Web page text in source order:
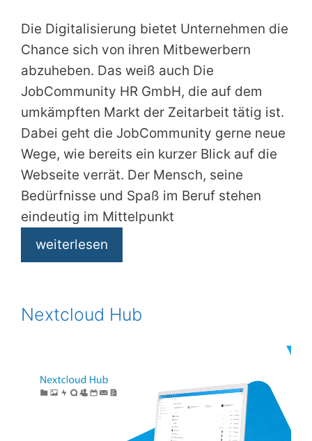
Die Digitalisierung bietet Unternehmen die
Chance sich von ihren Mitbewerbern
abzuheben. Das weiß auch Die
JobCommunity HR GmbH, die auf dem
umkämpften Markt der Zeitarbeit tätig ist.
Dabei geht die JobCommunity gerne neue
Wege, wie bereits ein kurzer Blick auf die
Webseite verrät. Der Mensch, seine
Bedürfnisse und Spaß im Beruf stehen
eindeutig im Mittelpunkt
weiterlesen
Nextcloud Hub